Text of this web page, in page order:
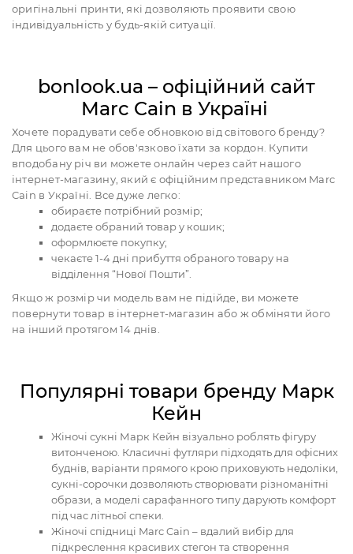
оригінальні принти, які дозволяють проявити свою
індивідуальність у будь-якій ситуації.
bonlook.ua – офіційний сайт
Marc Cain в Україні
Хочете порадувати себе обновкою від світового бренду?
Для цього вам не обов'язково їхати за кордон. Купити
вподобану річ ви можете онлайн через сайт нашого
інтернет-магазину, який є офіційним представником Marc
Cain в Україні. Все дуже легко:
обираєте потрібний розмір;
додаєте обраний товар у кошик;
оформлюєте покупку;
чекаєте 1-4 дні прибуття обраного товару на
відділення “Нової Пошти”.
Якщо ж розмір чи модель вам не підійде, ви можете
повернути товар в інтернет-магазин або ж обміняти його
на інший протягом 14 днів.
Популярні товари бренду Марк
Кейн
Жіночі сукні Марк Кейн візуально роблять фігуру
витонченою. Класичні футляри підходять для офісних
буднів, варіанти прямого крою приховують недоліки,
сукні-сорочки дозволяють створювати різноманітні
образи, а моделі сарафанного типу дарують комфорт
під час літньої спеки.
Жіночі спідниці Marc Cain – вдалий вибір для
підкреслення красивих стегон та створення